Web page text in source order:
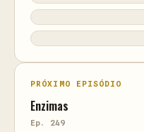
PRÓXIMO EPISÓDIO
Enzimas
Ep. 249